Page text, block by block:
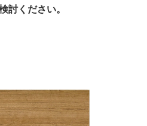
討ください。